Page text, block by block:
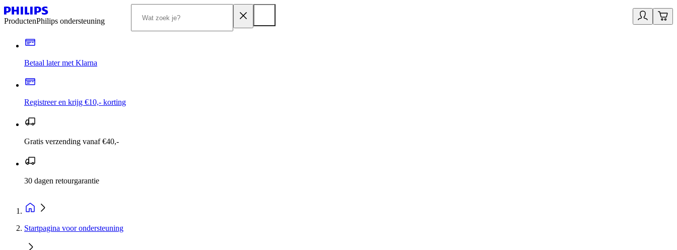
ProductenPhilips ondersteuning
Betaal later met Klarna
Registreer en krijg €10,- korting
Gratis verzending vanaf €40,-
30 dagen retourgarantie
Startpagina voor ondersteuning